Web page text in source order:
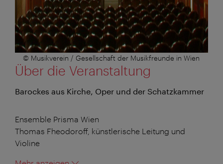
© Musikverein / Gesellschaft der Musikfreunde in Wien
Über die Veranstaltung
Barockes aus Kirche, Oper und der Schatzkammer
Ensemble Prisma Wien
Thomas Fheodoroff, künstlerische Leitung und
Violine